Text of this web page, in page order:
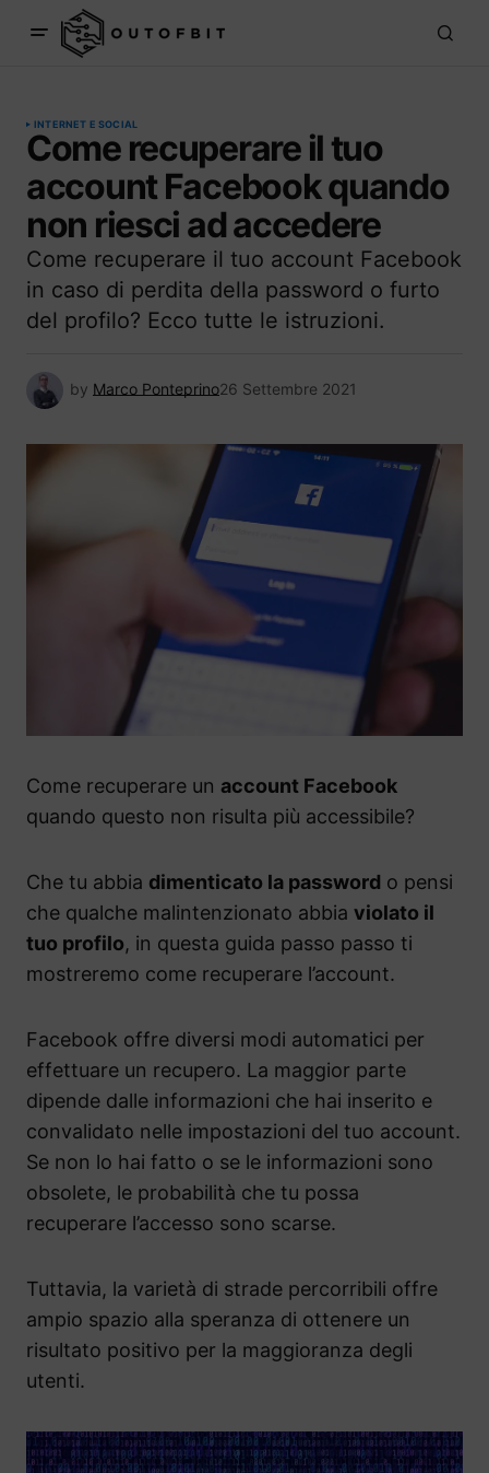
INTERNET E SOCIAL
Come recuperare il tuo
account Facebook quando
non riesci ad accedere
Come recuperare il tuo account Facebook
in caso di perdita della password o furto
del profilo? Ecco tutte le istruzioni.
by Marco Ponteprino26 Settembre 2021
Come recuperare un account Facebook
quando questo non risulta più accessibile?
Che tu abbia dimenticato la password o pensi
che qualche malintenzionato abbia violato il
tuo profilo, in questa guida passo passo ti
mostreremo come recuperare l’account.
Facebook offre diversi modi automatici per
effettuare un recupero. La maggior parte
dipende dalle informazioni che hai inserito e
convalidato nelle impostazioni del tuo account.
Se non lo hai fatto o se le informazioni sono
obsolete, le probabilità che tu possa
recuperare l’accesso sono scarse.
Tuttavia, la varietà di strade percorribili offre
ampio spazio alla speranza di ottenere un
risultato positivo per la maggioranza degli
utenti.